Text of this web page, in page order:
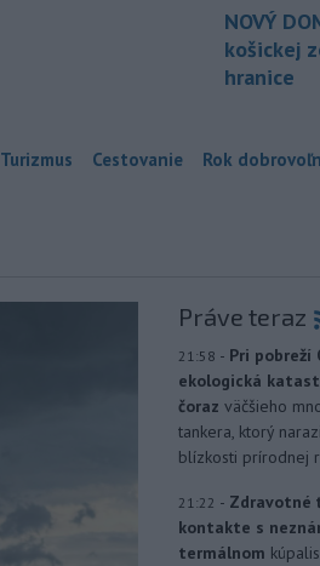
NOVÝ
košickej
hranice
Turizmus Cestovanie Rok
Práve teraz
21:58 - Pri pobreží
ekologická
čoraz väčšieho
tankera, ktorý
blízkosti prírodnej
21:22 - Zdravotné
kontakte s
termálnom